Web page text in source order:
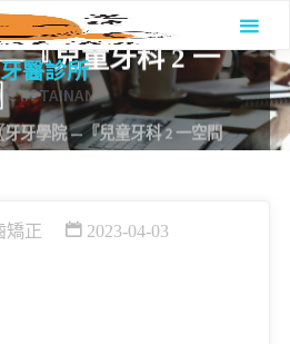
醫診所
IN TAINAN
『兒童牙科 2 一
牙牙學院 —『兒童牙科 2 一空間
矯正 2023-04-03